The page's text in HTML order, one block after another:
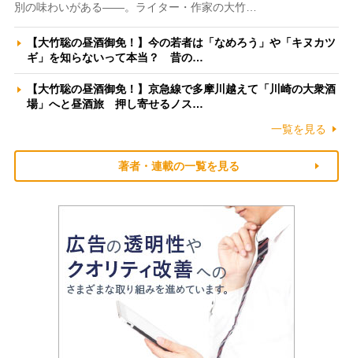
別の味わいがある――。ライター・作家の大竹…
【大竹聡の昼酒御免！】今の若者は「なめろう」や「キヌカツ
ギ」を知らないって本当？ 昔の…
【大竹聡の昼酒御免！】京急線で多摩川越えて「川崎の大衆酒
場」へと昼酒旅 押し寄せるノス…
一覧を見る
著者・連載の一覧を見る